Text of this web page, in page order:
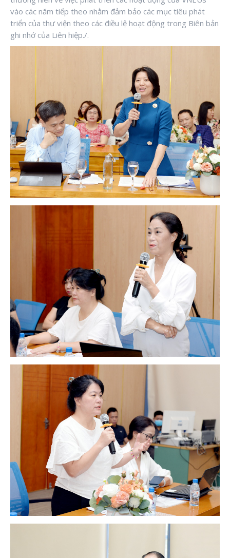
vào các năm tiếp theo nhằm đảm bảo các mục tiêu phát
triển của thư viện theo các điều lệ hoạt động trong Biên bản
ghi nhớ của Liên hiệp./.